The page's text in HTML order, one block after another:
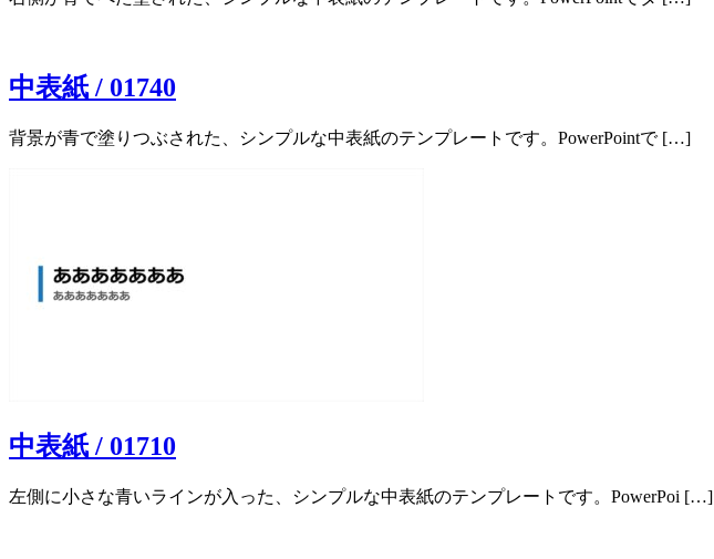
中表紙 / 01740
背景が青で塗りつぶされた、シンプルな中表紙のテンプレートです。PowerPointで […]
中表紙 / 01710
左側に小さな青いラインが入った、シンプルな中表紙のテンプレートです。PowerPoi […]